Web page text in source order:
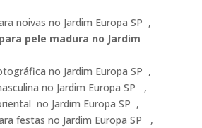
noivas no Jardim Europa SP ,
pele madura no Jardim
no Jardim Europa SP ,
no Jardim Europa SP ,
no Jardim Europa SP ,
festas no Jardim Europa SP ,